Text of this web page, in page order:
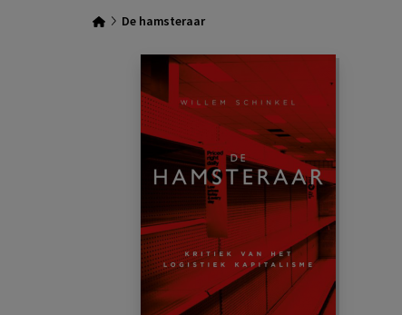
De hamsteraar